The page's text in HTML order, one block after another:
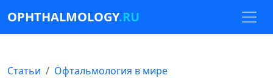
OPHTHALMOLOGY.RU
Статьи
Офтальмология в мире